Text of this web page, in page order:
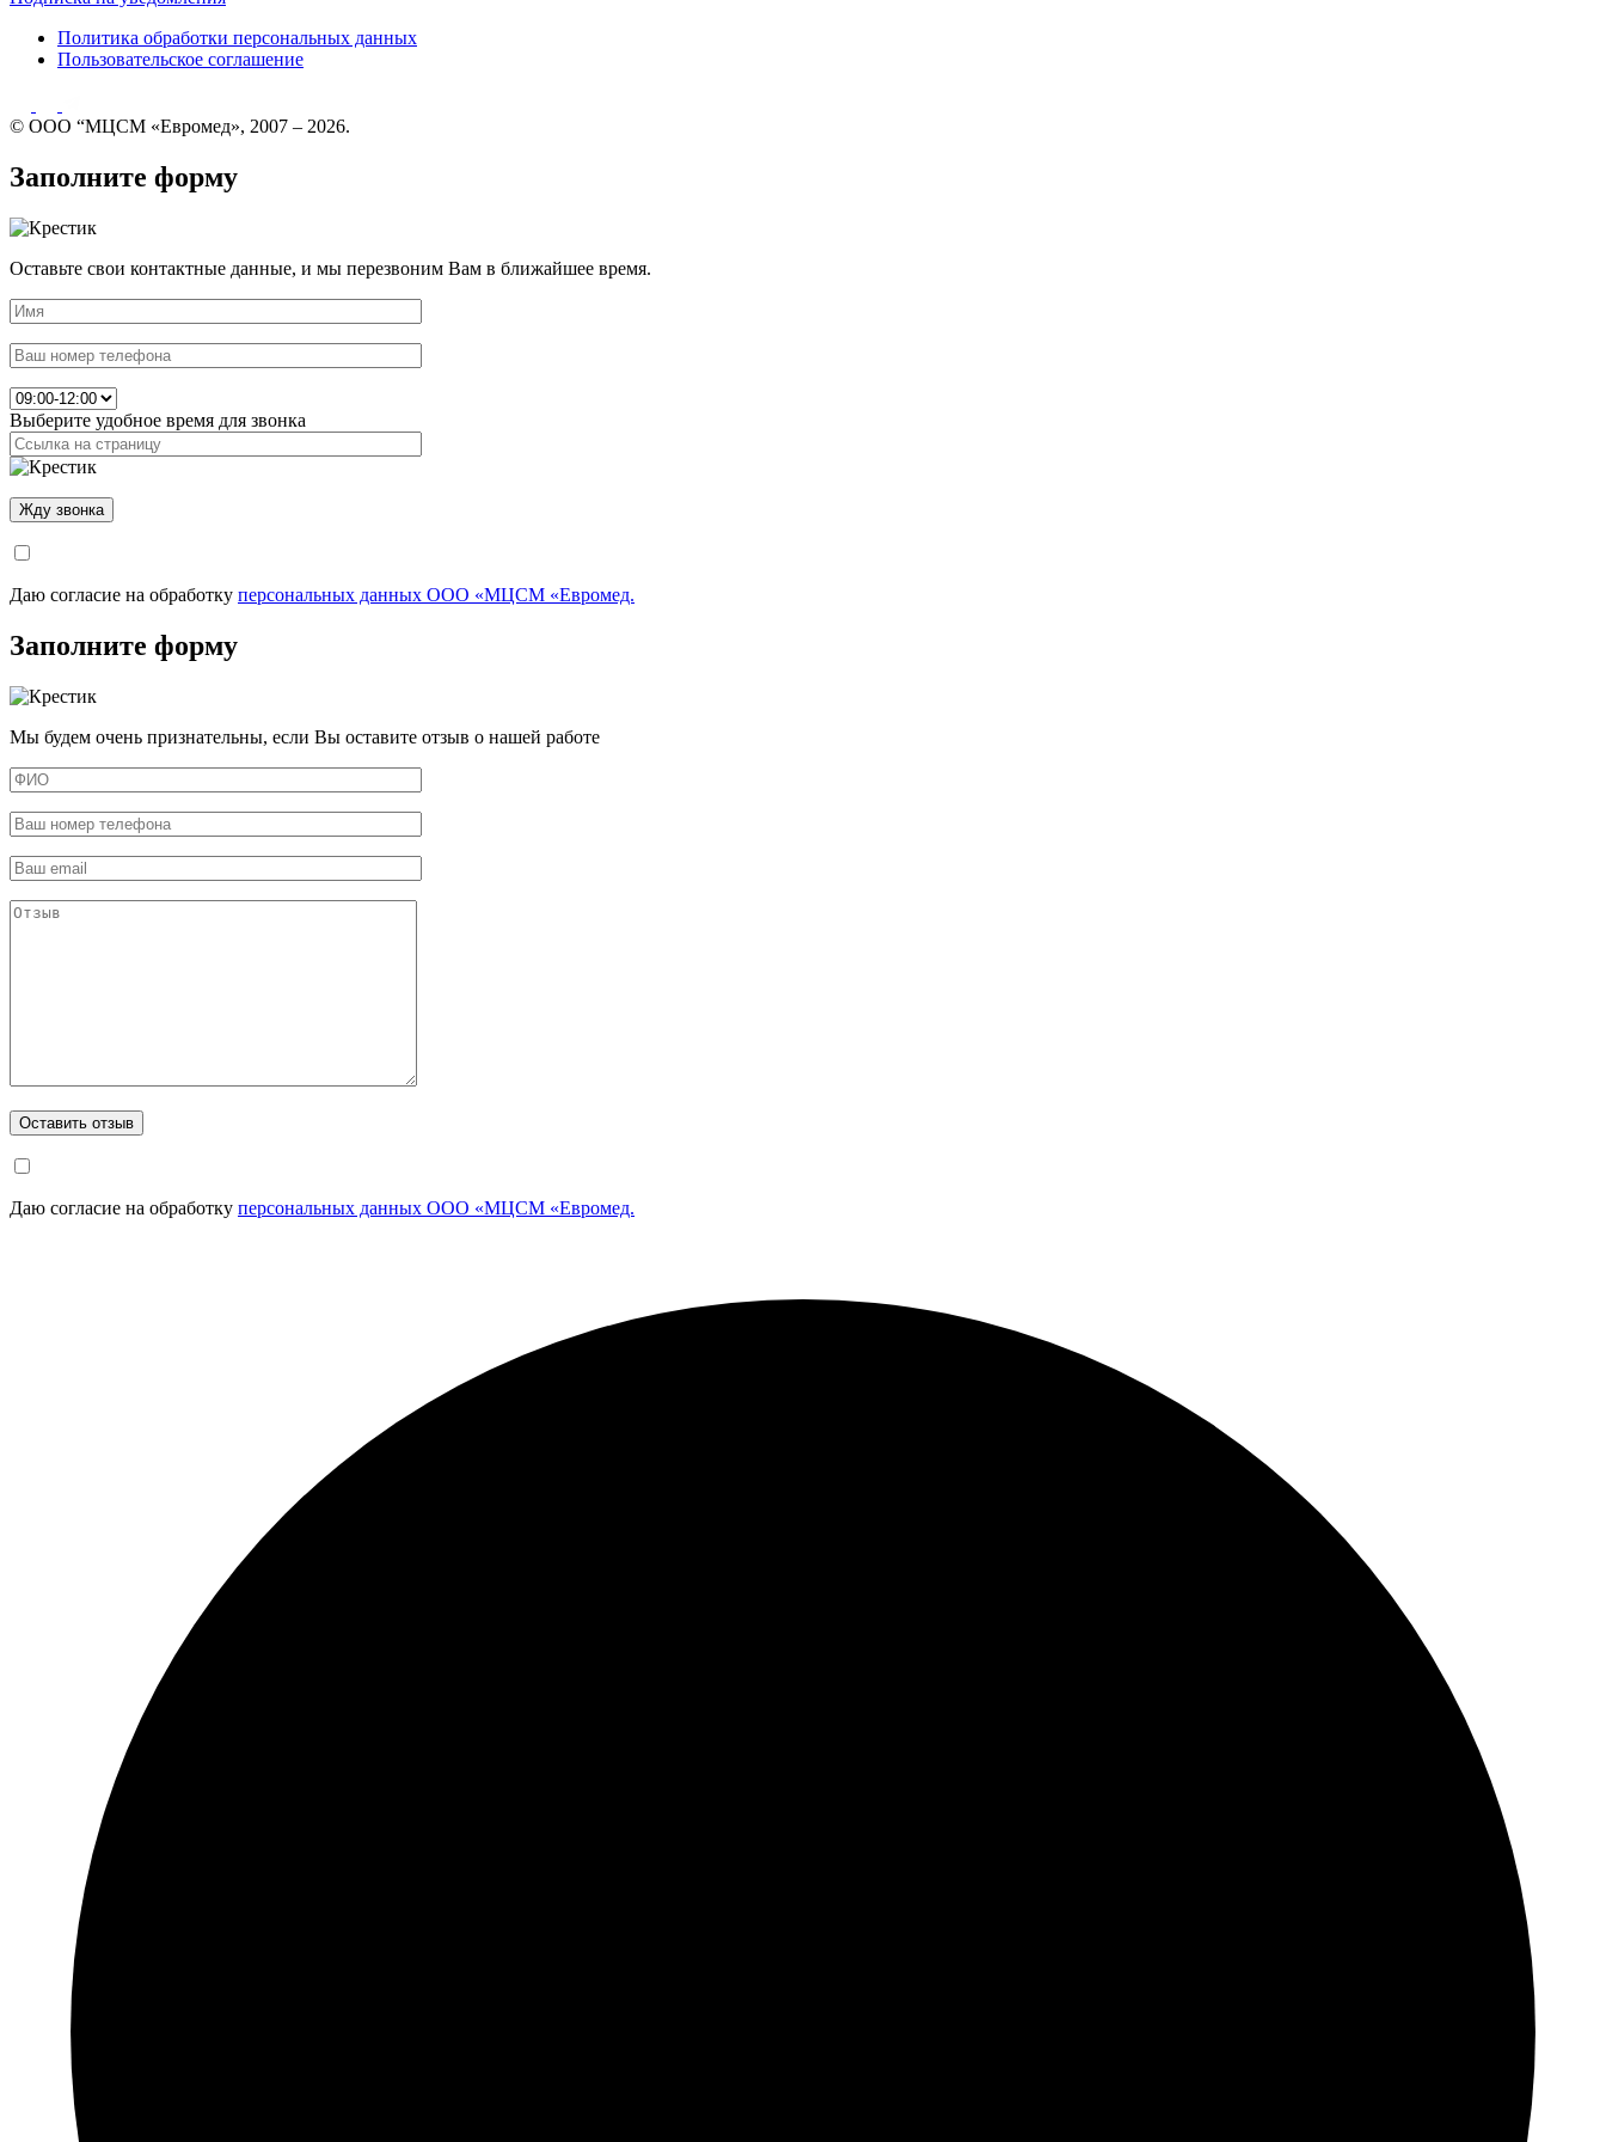
Политика обработки персональных данных
Пользовательское соглашение
© ООО “МЦСМ «Евромед», 2007 – 2026.
Заполните форму
Оставьте свои контактные данные, и мы перезвоним Вам в ближайшее время.
Выберите удобное время для звонка
Даю согласие на обработку персональных данных ООО «МЦСМ «Евромед.
Заполните форму
Мы будем очень признательны, если Вы оставите отзыв о нашей работе
Даю согласие на обработку персональных данных ООО «МЦСМ «Евромед.